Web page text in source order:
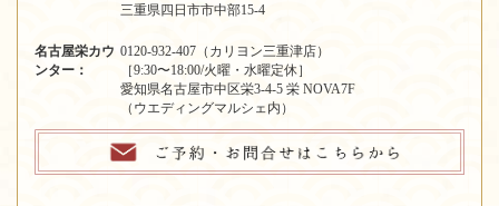
三重県四日市市中部15-4
名古屋栄カウ
ンター：
0120-932-407（カリヨン三重津店）
［9:30〜18:00/火曜・水曜定休］
愛知県名古屋市中区栄3-4-5 栄 NOVA7F
（ウエディングマルシェ内）